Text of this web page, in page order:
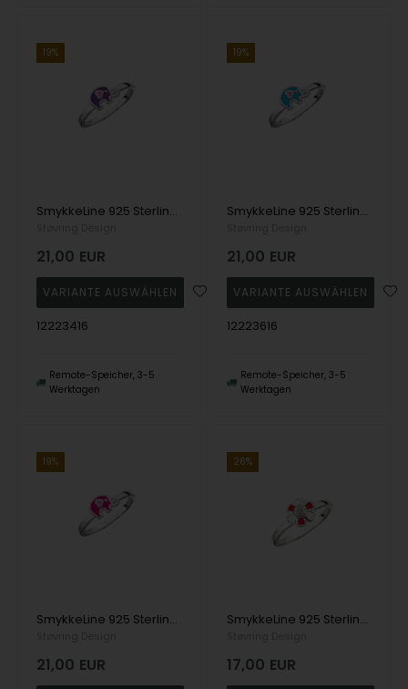
19%
SmykkeLine 925 Sterling Silber Fingerring, Elefant mit glänzender Oberfläche, Modell 12223416
21,00 EUR
12223416
Remote-Speicher, 3-5
Werktagen
19%
SmykkeLine 925 Sterling Silber Fingerring, Elefant mit glänzender Oberfläche, Modell 12223616
21,00 EUR
12223616
Remote-Speicher, 3-5
Werktagen
19%
SmykkeLine 925 Sterling Silber Fingerring, Elefant mit glänzender Oberfläche, Modell 12223316
21,00 EUR
26%
SmykkeLine 925 Sterling Silber Fingerring, Blume mit glänzender Oberfläche, Modell 12223212
17,00 EUR